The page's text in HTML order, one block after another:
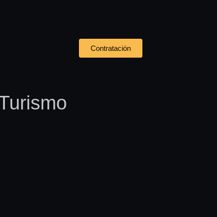
Contratación